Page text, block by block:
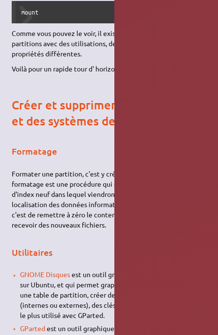
mount
Comme vous pouvez le voir, il existe d'innombrables types de
partitions avec des utilisations, des particularités et des
propriétés différentes.
Voilà pour un rapide tour d' horizon.
Créer et supprimer des partitions
et des systèmes de fichiers
Formatage
Formater une partition, c'est y créer un
formatage est une procédure qui consiste à créer un fichier
d'index neuf dans lequel viendront se loger les informations de
localisation des données informatiques sur la partition. Bref,
c'est de remettre à zéro le contenu d'une partition pour y
recevoir des nouveaux fichiers.
Utilitaires
GNOME Disquesest un outil graphique installé par défaut
sur Ubuntu, et qui permet graphiquement de formater, créer
une table de partition, créer des partitions des disques durs
(internes ou externes), des clés
le plus utilisé avec GParted.
GPartedest un outil graphique relativement intuitif qui